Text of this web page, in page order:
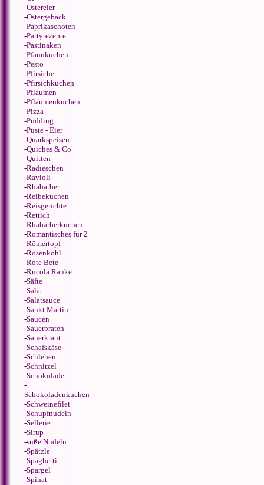
-Ostereier
-Ostergebäck
-Paprikaschoten
-Partyrezepte
-Pastinaken
-Pfannkuchen
-Pesto
-Pfirsiche
-Pfirsichkuchen
-Pflaumen
-Pflaumenkuchen
-Pizza
-Pudding
-Puste - Eier
-Quarkspeisen
-Quiches & Co
-Quitten
-Radieschen
-Ravioli
-Rhabarber
-Reibekuchen
-Reisgerichte
-Rettich
-Rhabarberkuchen
-Romantisches für 2
-Römertopf
-Rosenkohl
-Rote Bete
-Rucola Rauke
-Säfte
-Salat
-Salatsauce
-Sankt Martin
-Saucen
-Sauerbraten
-Sauerkraut
-Schafskäse
-Schlehen
-Schnitzel
-Schokolade
-
Schokoladenkuchen
-Schweinefilet
-Schupfnudeln
-Sellerie
-Sirup
-süße Nudeln
-Spätzle
-Spaghetti
-Spargel
-Spinat